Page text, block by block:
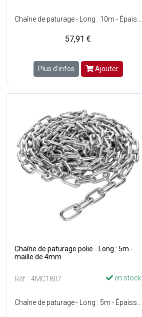
57,91 €
Plus d'infos Ajouter
Chaîne de paturage polie - Long : 5m -
maille de 4mm
Réf. : 4MC1807 en stock